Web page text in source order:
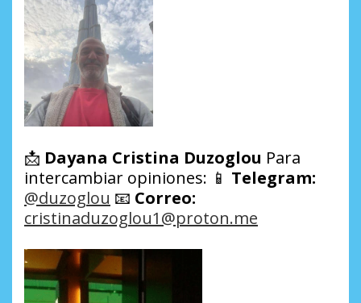
📩 Dayana Cristina Duzoglou Para
intercambiar opiniones: 📱 Telegram:
@duzoglou 📧 Correo:
cristinaduzoglou1@proton.me